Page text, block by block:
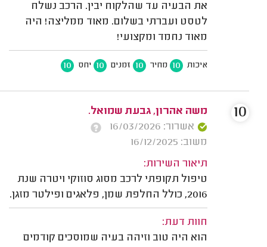
את הבעיה עד שהלקוח יבין. הרכב נשלח
לטסט ועברתי בשלום. מאוד ממליצה! היה
מאוד נחמד ומקצועי!
איכות 10 מחיר 10 זמנים 10 יחס 10
משה אהרון, גבעת שמואל.
אשרור: 16/03/2026
משוב: 16/12/2025
תיאור השירות:
טיפול תקופתי לרכב מסוג סוזוקי ויטרה שנת
2016, כולל החלפת שמן, פלאגים ופילטר מזגן.
חוות דעת:
הוא היה טוב וזיהה בעיה שמוסכים קודמים
10